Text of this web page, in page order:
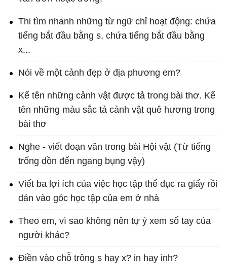
Thi tìm nhanh những từ ngữ chỉ hoạt động: chứa
tiếng bắt đầu bằng s, chứa tiếng bắt đầu bằng
x...
Nói về một cảnh đẹp ở địa phương em?
Kể tên những cảnh vật được tả trong bài thơ. Kể
tên những màu sắc tả cảnh vật quê hương trong
bài thơ
Nghe - viết đoạn văn trong bài Hội vật (Từ tiếng
trống dồn đến ngang bụng vậy)
Viết ba lợi ích của việc học tập thể dục ra giấy rồi
dán vào góc học tập của em ở nhà
Theo em, vì sao không nên tự ý xem sổ tay của
người khác?
Điền vào chỗ trông s hay x? in hay inh?